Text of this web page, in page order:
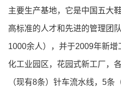
主要生产基地，它是中国五大
高标准的人才和先进的管理团
1000余人），并于2009年新
化工业园区，花园式新工厂，
（现有8条）针车流水线，5条